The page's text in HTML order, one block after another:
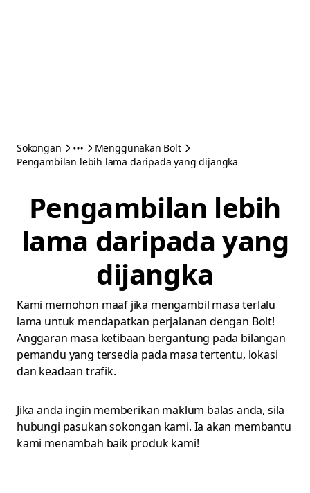
Sokongan
Menggunakan Bolt
Pengambilan lebih lama daripada yang dijangka
Pengambilan lebih
lama daripada yang
dijangka
Kami memohon maaf jika mengambil masa terlalu
lama untuk mendapatkan perjalanan dengan Bolt!
Anggaran masa ketibaan bergantung pada bilangan
pemandu yang tersedia pada masa tertentu, lokasi
dan keadaan trafik.
Jika anda ingin memberikan maklum balas anda, sila
hubungi pasukan sokongan kami. Ia akan membantu
kami menambah baik produk kami!